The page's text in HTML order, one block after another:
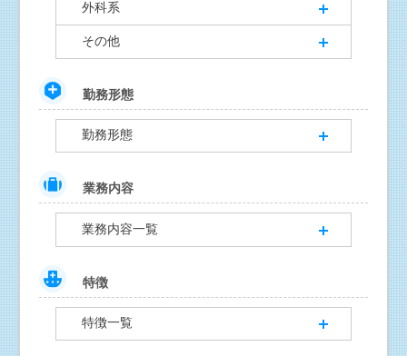
外科系
その他
勤務形態
勤務形態
業務内容
業務内容一覧
特徴
特徴一覧